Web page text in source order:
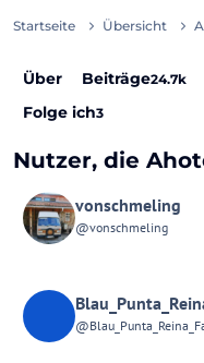
Startseite Übersicht
Über Beiträge24.7k
Folge ich3
Nutzer, die
vonschmeling
@vonschmeling